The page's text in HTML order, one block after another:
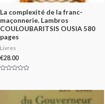
La complexité de la franc-
maçonnerie. Lambros
COULOUBARITSIS OUSIA 580
pages
Livres
€28.00